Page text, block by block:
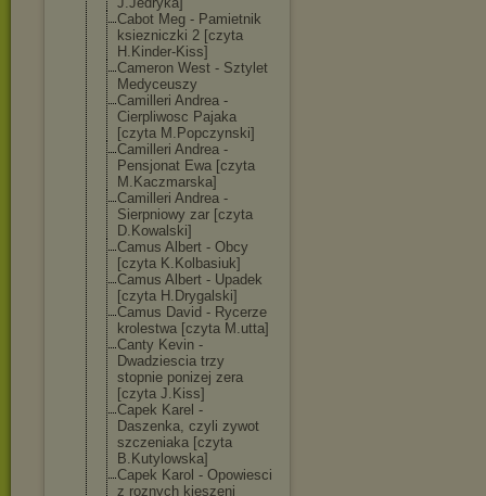
Cabot Meg - Pamietnik
ksiezniczki 2 [czyta
H.Kinder-Kiss]
Cameron West - Sztylet
Medyceuszy
Camilleri Andrea -
Cierpliwosc Pajaka
[czyta M.Popczynski]
Camilleri Andrea -
Pensjonat Ewa [czyta
M.Kaczmarska]
Camilleri Andrea -
Sierpniowy zar [czyta
D.Kowalski]
Camus Albert - Obcy
[czyta K.Kolbasiuk]
Camus Albert - Upadek
[czyta H.Drygalski]
Camus David - Rycerze
krolestwa [czyta M.utta]
Canty Kevin -
Dwadziescia trzy
stopnie ponizej zera
[czyta J.Kiss]
Capek Karel -
Daszenka, czyli zywot
szczeniaka [czyta
B.Kutylowska]
Capek Karol - Opowiesci
z roznych kieszeni